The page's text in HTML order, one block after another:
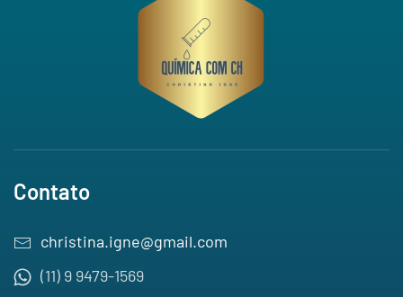
Contato
christina.igne@gmail.com
(11) 9 9479-1569